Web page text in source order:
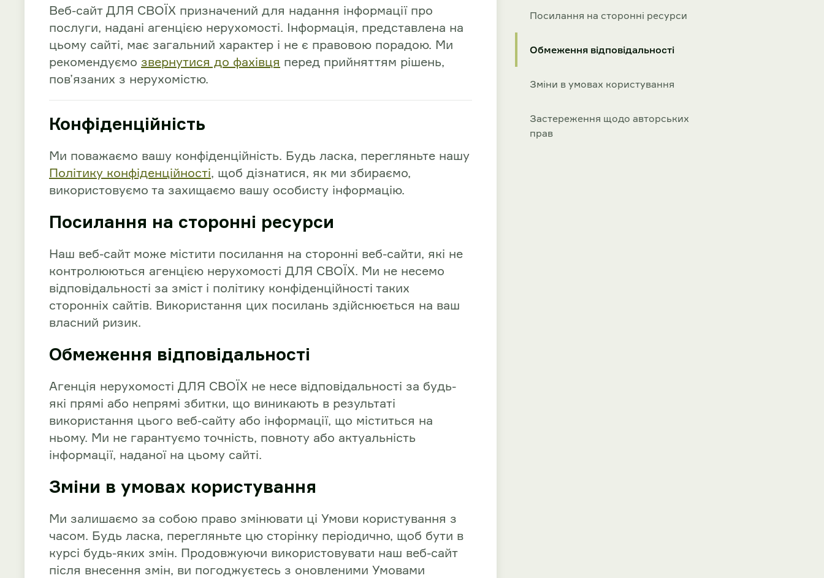
Веб-сайт ДЛЯ СВОЇХ призначений для надання інформації про
послуги, надані агенцією нерухомості. Інформація, представлена на
цьому сайті, має загальний характер і не є правовою порадою. Ми
рекомендуємо звернутися до фахівця перед прийняттям рішень,
пов’язаних з нерухомістю.
Конфіденційність
Ми поважаємо вашу конфіденційність. Будь ласка, перегляньте нашу
Політику конфіденційності, щоб дізнатися, як ми збираємо,
використовуємо та захищаємо вашу особисту інформацію.
Посилання на сторонні ресурси
Наш веб-сайт може містити посилання на сторонні веб-сайти, які не
контролюються агенцією нерухомості ДЛЯ СВОЇХ. Ми не несемо
відповідальності за зміст і політику конфіденційності таких
сторонніх сайтів. Використання цих посилань здійснюється на ваш
власний ризик.
Обмеження відповідальності
Агенція нерухомості ДЛЯ СВОЇХ не несе відповідальності за будь-
які прямі або непрямі збитки, що виникають в результаті
використання цього веб-сайту або інформації, що міститься на
ньому. Ми не гарантуємо точність, повноту або актуальність
інформації, наданої на цьому сайті.
Зміни в умовах користування
Ми залишаємо за собою право змінювати ці Умови користування з
часом. Будь ласка, перегляньте цю сторінку періодично, щоб бути в
курсі будь-яких змін. Продовжуючи використовувати наш веб-сайт
після внесення змін, ви погоджуєтесь з оновленими Умовами
Посилання на сторонні ресурси
Обмеження відповідальності
Зміни в умовах користування
Застереження щодо авторських
прав